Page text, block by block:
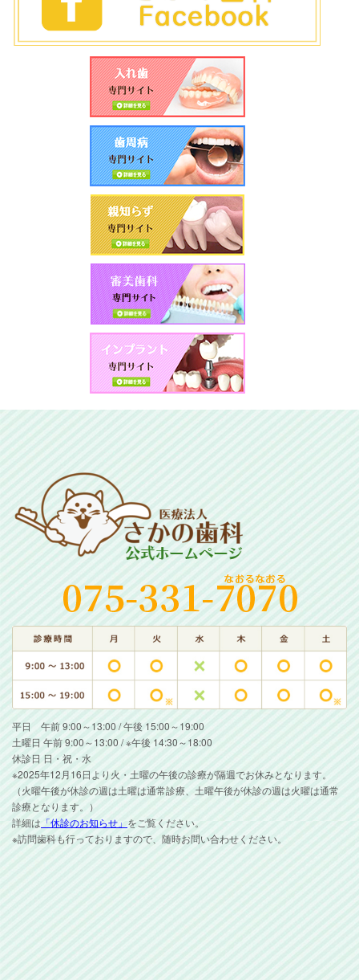
平日 午前 9:00～13:00 / 午後 15:00～19:00
土曜日 午前 9:00～13:00 / ※午後 14:30～18:00
休診日 日・祝・水
※2025年12月16日より火・土曜の午後の診療が隔週でお休みとなります。
（火曜午後が休診の週は土曜は通常診療、土曜午後が休診の週は火曜は通常
診療となります。）
詳細は 「休診のお知らせ」 をご覧ください。
※訪問歯科も行っておりますので、随時お問い合わせください。